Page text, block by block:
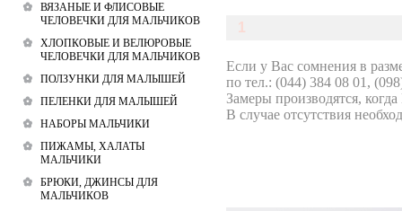
1
Если у Вас сомнения в
по тел.: (044) 384 08 01,
Замеры производятся,
В случае отсутствия
ВЯЗАНЫЕ И ФЛИСОВЫЕ
ЧЕЛОВЕЧКИ ДЛЯ МАЛЬЧИКОВ
ХЛОПКОВЫЕ И ВЕЛЮРОВЫЕ
ЧЕЛОВЕЧКИ ДЛЯ МАЛЬЧИКОВ
ПОЛЗУНКИ ДЛЯ МАЛЫШЕЙ
ПЕЛЕНКИ ДЛЯ МАЛЫШЕЙ
НАБОРЫ МАЛЬЧИКИ
ПИЖАМЫ, ХАЛАТЫ
МАЛЬЧИКИ
БРЮКИ, ДЖИНСЫ ДЛЯ
МАЛЬЧИКОВ